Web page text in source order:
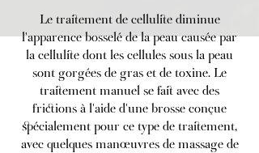
Le traitement de cellulite diminue
l'apparence bosselé de la peau causée par
la cellulite dont les cellules sous la peau
sont gorgées de gras et de toxine. Le
traitement manuel se fait avec des
frictions à l'aide d'une brosse conçue
spécialement pour ce type de traitement,
avec quelques manœuvres de massage de